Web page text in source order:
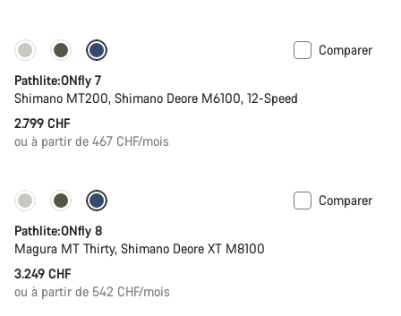
Comparer
Pathlite:ONfly 7
Shimano MT200, Shimano Deore M6100, 12-Speed
2.799 CHF
ou à partir de 467 CHF/mois
Comparer
Pathlite:ONfly 8
Magura MT Thirty, Shimano Deore XT M8100
3.249 CHF
ou à partir de 542 CHF/mois